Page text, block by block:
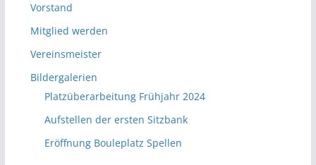
Vorstand
Mitglied werden
Vereinsmeister
Bildergalerien
Platzüberarbeitung Frühjahr 2024
Aufstellen der ersten Sitzbank
Eröffnung Bouleplatz Spellen